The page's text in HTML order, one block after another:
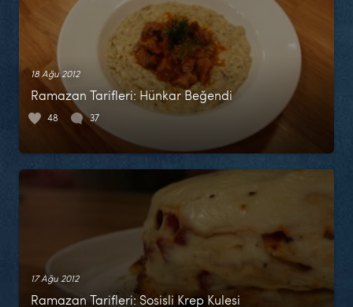
18 Ağu 2012
Ramazan Tarifleri: Hünkar Beğendi
48 37
17 Ağu 2012
Ramazan Tarifleri: Sosisli Krep Kulesi